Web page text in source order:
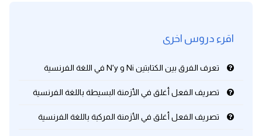
اقرء دروس اخرى
تعرف الفرق بين الكتابتين Ni و N'y في اللغة الفرنسية
تصريف الفعل أغلق في الأزمنة البسيطة باللغة الفرنسية
تصريف الفعل أغلق في الأزمنة المركبة باللغة الفرنسية